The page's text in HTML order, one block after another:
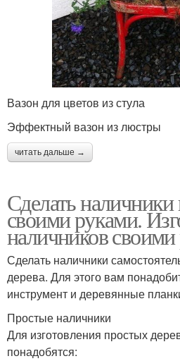
Вазон для цветов из стула
Эффектный вазон из люстры
читать дальше →
Сделать наличники
своими руками.
наличников
Сделать наличники
дерева. Для этого вам
инструмент и деревянные
Простые наличники
Для изготовления простых
понадобятся: